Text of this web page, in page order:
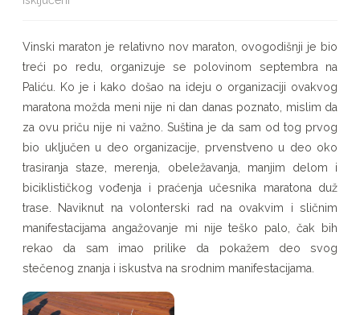
maraton,
naš
doprinos
Vinski maraton je relativno nov maraton, ovogodišnji je bio
treći po redu, organizuje se polovinom septembra na
Paliću. Ko je i kako došao na ideju o organizaciji ovakvog
maratona možda meni nije ni dan danas poznato, mislim da
za ovu priču nije ni važno. Suština je da sam od tog prvog
bio uključen u deo organizacije, prvenstveno u deo oko
trasiranja staze, merenja, obeležavanja, manjim delom i
biciklističkog vođenja i praćenja učesnika maratona duž
trase. Naviknut na volonterski rad na ovakvim i sličnim
manifestacijama angažovanje mi nije teško palo, čak bih
rekao da sam imao prilike da pokažem deo svog
stečenog znanja i iskustva na srodnim manifestacijama.